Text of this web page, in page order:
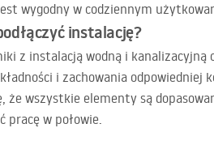
wygodny w codziennym
instalację?
z instalacją wodną i
i zachowania odpowiedniej
wszystkie elementy są
w połowie.